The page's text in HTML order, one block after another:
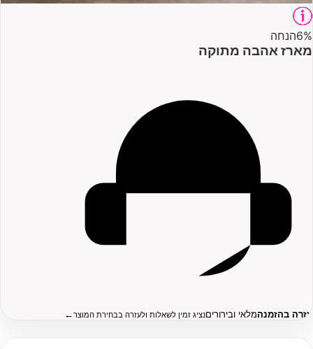
6%הנחה
מארז אהבה מתוקה
עזרה בהזמנהמלאי ובירוריםנציג זמין לשאלות ולעזרה בבחירת המוצר←